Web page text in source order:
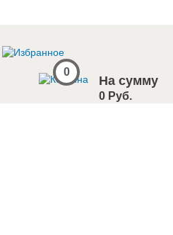
0
На сумму
0 Руб.